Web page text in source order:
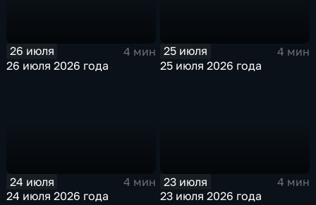
26 июля
4 мин
26 июля 2026 года
25 июля
4 мин
25 июля 2026 года
24 июля
4 мин
24 июля 2026 года
23 июля
4 мин
23 июля 2026 года